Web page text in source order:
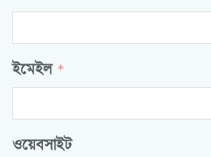
ইমেইল *
ওয়েবসাইট